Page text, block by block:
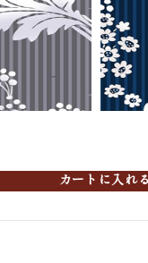
カートに入れ